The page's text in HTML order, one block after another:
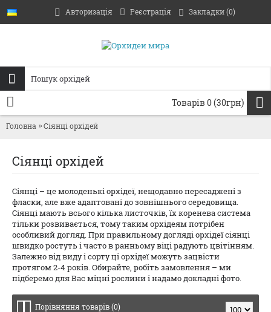
Авторизація Реєстрація Закладки (0)
Товарів 0 (30грн)
Головна Сіянці орхідей
Сіянці орхідей
Сіянці – це молоденькі орхідеї, нещодавно пересаджені з
фласки, але вже адаптовані до зовнішнього середовища.
Сіянці мають всього кілька листочків, їх коренева система
тільки розвивається, тому таким орхідеям потрібен
особливий догляд. При правильному догляді орхідеї сіянці
швидко ростуть і часто в ранньому віці радують цвітінням.
Залежно від виду і сорту ці орхідеї можуть зацвісти
протягом 2-4 років. Обирайте, робіть замовлення – ми
підберемо для Вас міцні рослини і надамо докладні фото.
Порівняння товарів (0)